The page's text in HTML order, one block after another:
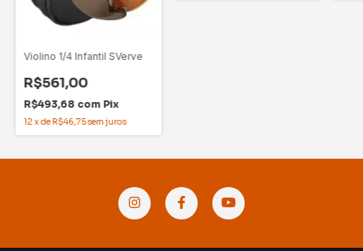
Violino 1/4 Infantil SVerve
R$561,00
R$493,68 com Pix
12xdeR$46,75sem juros